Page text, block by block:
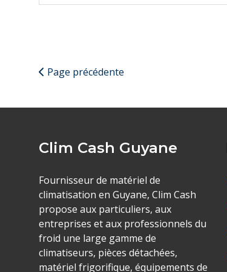
Page précédente
Clim Cash Guyane
Fournisseur de matériel de
climatisation en Guyane, Clim Cash
propose aux particuliers, aux
entreprises et aux professionnels du
froid une large gamme de
climatiseurs, pièces détachées,
matériel frigorifique, équipements de